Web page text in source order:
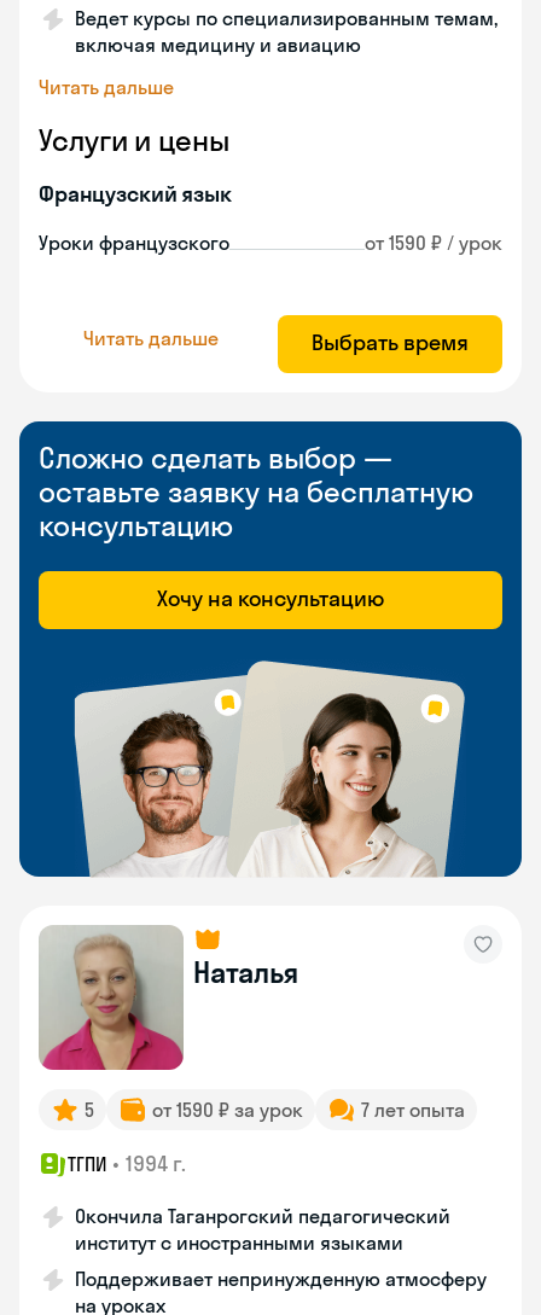
Ведет курсы по специализированным темам,
включая медицину и авиацию
Читать дальше
Услуги и цены
Французский язык
Уроки французского от 1590 ₽ / урок
Читать дальше Выбрать время
Сложно сделать выбор —
оставьте заявку на бесплатную
консультацию
Хочу на консультацию
Наталья
5 от 1590 ₽ за урок 7 лет опыта
ТГПИ • 1994 г.
Окончила Таганрогский педагогический
институт с иностранными языками
Поддерживает непринужденную атмосферу
на уроках